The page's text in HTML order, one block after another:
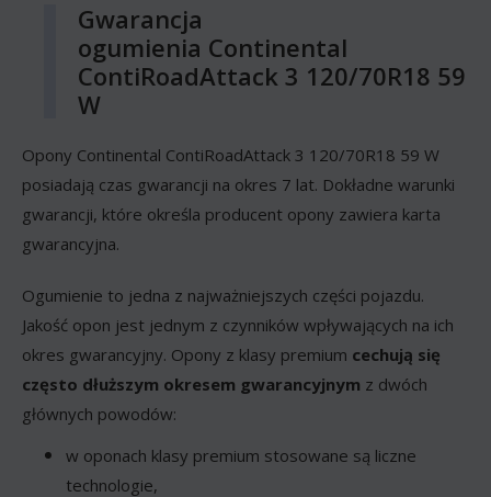
Gwarancja
ogumienia Continental
ContiRoadAttack 3 120/70R18 59
W
Opony Continental ContiRoadAttack 3 120/70R18 59 W
posiadają czas gwarancji na okres 7 lat. Dokładne warunki
gwarancji, które określa producent opony zawiera karta
gwarancyjna.
Ogumienie to jedna z najważniejszych części pojazdu.
Jakość opon jest jednym z czynników wpływających na ich
okres gwarancyjny. Opony z klasy premium cechują się
często dłuższym okresem gwarancyjnym z dwóch
głównych powodów:
w oponach klasy premium stosowane są liczne
technologie,